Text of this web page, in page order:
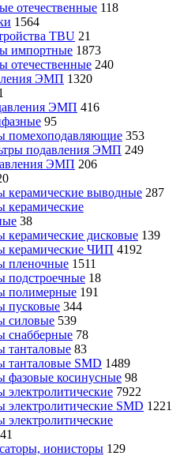
отечественные 118
1564
TBU 21
импортные 1873
отечественные 240
ЭМП 1320
ЭМП 416
95
помехоподавляющие 353
подавления ЭМП 249
ЭМП 206
керамические выводные 287
керамические
38
керамические дисковые 139
керамические ЧИП 4192
пленочные 1511
подстроечные 18
полимерные 191
пусковые 344
силовые 539
снабберные 78
танталовые 83
танталовые SMD 1489
фазовые косинусные 98
электролитические 7922
электролитические SMD 1221
электролитические
ионисторы 129